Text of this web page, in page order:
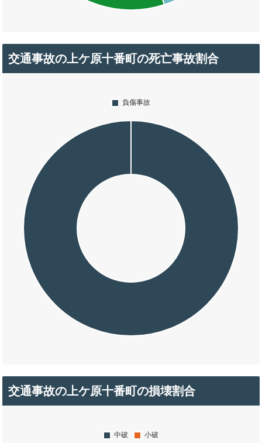
交通事故の上ケ原十番町の死亡事故割合
交通事故の上ケ原十番町の損壊割合